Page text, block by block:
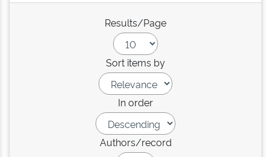
Results/Page
Sort items by
In order
Authors/record